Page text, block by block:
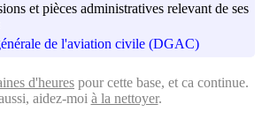
et pièces administratives relevant de ses
de l'aviation civile (DGAC)
d'heures pour cette base, et ca continue.
aidez-moi à la nettoyer.